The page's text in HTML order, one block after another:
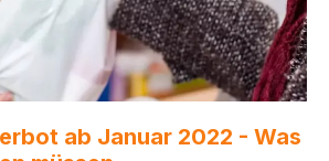
ab Januar 2022 - Was